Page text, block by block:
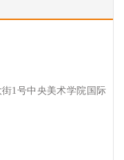
1号中央美术学院国际